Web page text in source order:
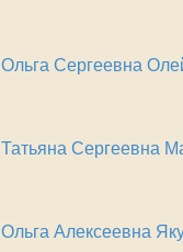
Ольга Сергеевна
Татьяна Сергеевна
Ольга Алексеевна